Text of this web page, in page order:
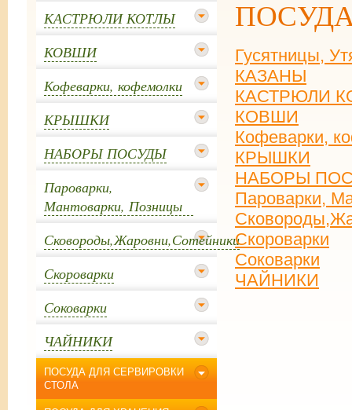
КАСТРЮЛИ КОТЛЫ
КОВШИ
Кофеварки, кофемолки
КРЫШКИ
НАБОРЫ ПОСУДЫ
Пароварки,
Мантоварки, Позницы
Сковороды,Жаровни,Сотейники
Скороварки
Соковарки
ЧАЙНИКИ
ПОСУДА ДЛЯ СЕРВИРОВКИ
СТОЛА
Гусятницы,
КАЗАНЫ
КАСТРЮЛИ
КОВШИ
Кофеварки,
КРЫШКИ
НАБОРЫ
Пароварки,
Скороварки
Соковарки
ЧАЙНИКИ